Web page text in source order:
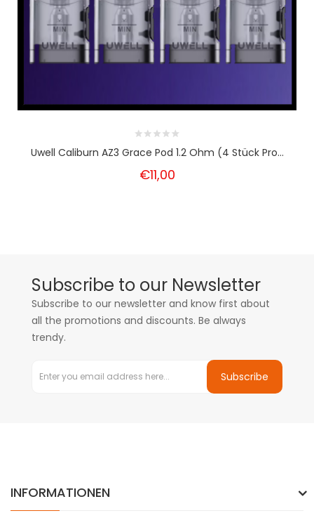
Uwell Caliburn AZ3 Grace Pod 1.2 Ohm (4 Stück Pro...
€11,00
Subscribe to our Newsletter
Subscribe to our newsletter and know first about
all the promotions and discounts. Be always
trendy.
Subscribe
INFORMATIONEN